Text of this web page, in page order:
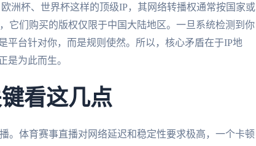
洲杯、世界杯这样的顶级IP，其网络转播权通常按国家或
它们购买的版权仅限于中国大陆地区。一旦系统检测到你
平台针对你，而是规则使然。所以，核心矛盾在于IP地
是为此而生。
看这几点
。体育赛事直播对网络延迟和稳定性要求极高，一个卡顿